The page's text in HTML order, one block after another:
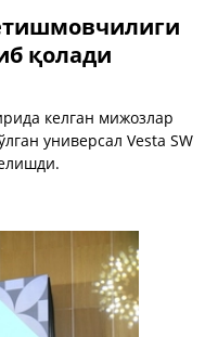
қолади
келган мижозлар
универсал Vesta SW